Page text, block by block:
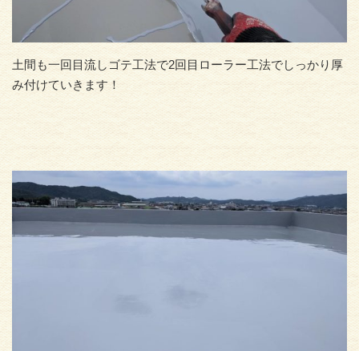
土間も一回目流しゴテ工法で2回目ローラー工法でしっかり厚
み付けていきます！